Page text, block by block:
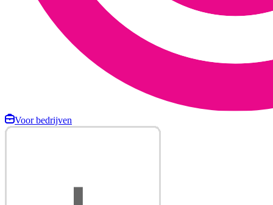
Voor bedrijven